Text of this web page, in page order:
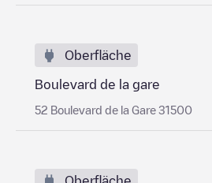
Oberfläche
Boulevard de la gare
52 Boulevard de la Gare 31500